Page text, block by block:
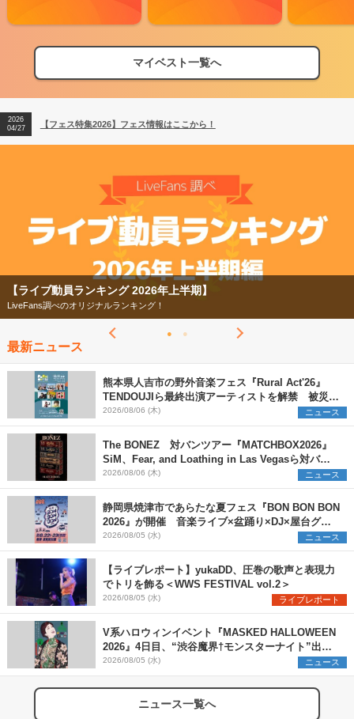
マイベスト一覧へ
【フェス特集2026】フェス情報はここから！
【ライブ動員ランキング】2026年上半期編発表！
2026
04/27
【フェス特集2026】フェス情報はここから！
2026
半期】 【フェス特集2026】
最新ニュース
熊本県人吉市の野外音楽フェス『Rural Act'26』
TENDOUJIら最終出演アーティストを解禁 被災地
支援プロジェクトの始動も発表
2026/08/06 (木) ニュース
The BONEZ 対バンツアー『MATCHBOX2026』
SiM、Fear, and Loathing in Las Vegasら対バン
アーティストを一斉解禁
2026/08/06 (木) ニュース
静岡県焼津市であらたな夏フェス『BON BON BON
2026』が開催 音楽ライブ×盆踊り×DJ×屋台グル
メ×ランタンナイトで彩る2日間
2026/08/05 (水) ニュース
【ライブレポート】yukaDD、圧巻の歌声と表現力
でトリを飾る＜WWS FESTIVAL vol.2＞
2026/08/05 (水) ライブレポート
V系ハロウィンイベント『MASKED HALLOWEEN
2026』4日目、“渋谷魔界†モンスターナイト”出演6
組を発表
2026/08/05 (水) ニュース
ニュース一覧へ